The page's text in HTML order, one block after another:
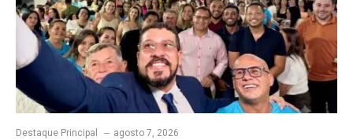
Destaque Principal agosto 7, 2026